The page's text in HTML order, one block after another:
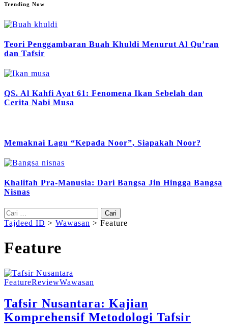
Trending Now
Teori Penggambaran Buah Khuldi Menurut Al Qu’ran
dan Tafsir
QS. Al Kahfi Ayat 61: Fenomena Ikan Sebelah dan
Cerita Nabi Musa
Memaknai Lagu “Kepada Noor”, Siapakah Noor?
Khalifah Pra-Manusia: Dari Bangsa Jin Hingga Bangsa
Nisnas
Cari
untuk:
Tajdeed ID > Wawasan > Feature
Feature
FeatureReviewWawasan
Tafsir Nusantara: Kajian
Komprehensif Metodologi Tafsir